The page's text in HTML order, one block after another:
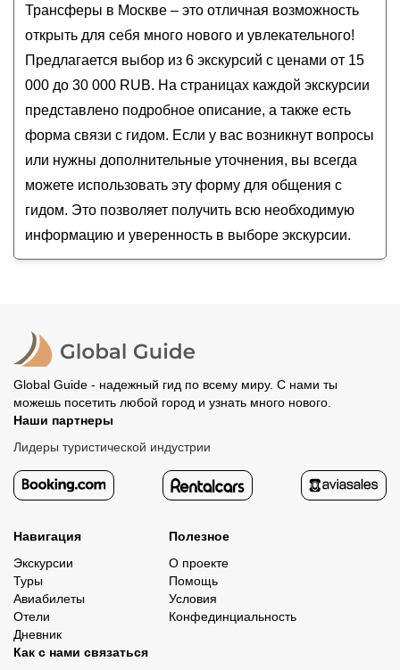
Парк «Зарядье»
Останкинская башня
автопутешествие в Мураново и Абрамцево
Трансфер из аэропорта Москвы на Mercedes-
Benz V-класса
Путешествие в Приокско-Террасный
заповедник и Парк птиц
Из Москвы в Коломну и её необычные музеи
Трансфер + экскурсия по Москве для
транзитных пассажиров
2026года от 15 000до 30 000 RUB
Трансферы в Москве – это отличная возможность
открыть для себя много нового и увлекательного!
Предлагается выбор из 6 экскурсий с ценами от 15
000 до 30 000 RUB. На страницах каждой экскурсии
представлено подробное описание, а также есть
форма связи с гидом. Если у вас возникнут вопросы
или нужны дополнительные уточнения, вы всегда
можете использовать эту форму для общения с
гидом. Это позволяет получить всю необходимую
информацию и уверенность в выборе экскурсии.
Global Guide - надежный гид по всему миру. С нами ты
можешь посетить любой город и узнать много нового.
Наши партнеры
Лидеры туристической индустрии
Навигация
Экскурсии
Туры
Авиабилеты
Отели
Дневник
Полезное
О проекте
Помощь
Условия
Конфединциальность
Как с нами связаться